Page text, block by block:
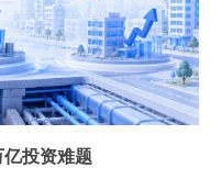
投资难题